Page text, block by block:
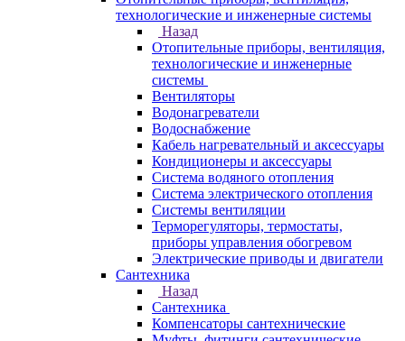
технологические и инженерные системы
Назад
Отопительные приборы, вентиляция,
технологические и инженерные
системы
Вентиляторы
Водонагреватели
Водоснабжение
Кабель нагревательный и аксессуары
Кондиционеры и аксессуары
Система водяного отопления
Система электрического отопления
Системы вентиляции
Терморегуляторы, термостаты,
приборы управления обогревом
Электрические приводы и двигатели
Сантехника
Назад
Сантехника
Компенсаторы сантехнические